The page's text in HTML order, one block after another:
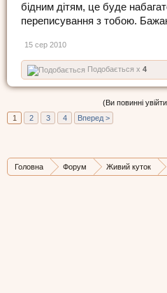
бідним дітям, це буде
переписування з тобою.
15 сер 2010
Подобається x 4
(Ви повинні
1
2 3 4 Вперед >
Головна Форум Живий куток